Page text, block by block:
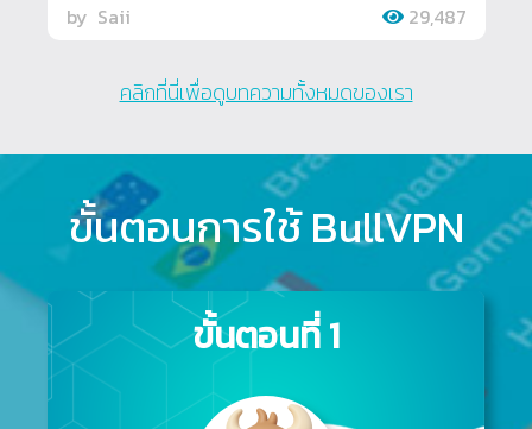
by Saii 29,487
คลิกที่นี่เพื่อดูบทความทั้งหมดของเรา
ขั้นตอนการใช้ BullVPN
ขั้นตอนที่ 1